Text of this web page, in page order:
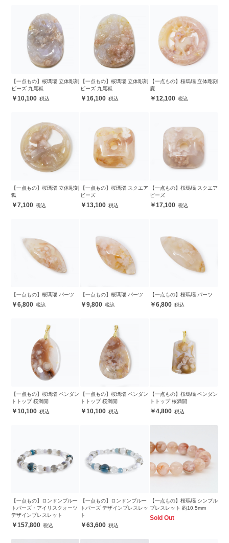
【一点もの】桜瑪瑙 立体彫刻
ビーズ 九尾狐
10,100
【一点もの】桜瑪瑙 立体彫刻
ビーズ 九尾狐
16,100
【一点もの】桜瑪瑙 立体彫刻
鹿
12,100
【一点もの】桜瑪瑙 立体彫刻
狐
7,100
【一点もの】桜瑪瑙 スクエア
ビーズ
13,100
【一点もの】桜瑪瑙 スクエア
ビーズ
17,100
【一点もの】桜瑪瑙 パーツ
6,800
【一点もの】桜瑪瑙 パーツ
9,800
【一点もの】桜瑪瑙 パーツ
6,800
【一点もの】桜瑪瑙 ペンダン
トトップ 桜満開
10,100
【一点もの】桜瑪瑙 ペンダン
トトップ 桜満開
10,100
【一点もの】桜瑪瑙 ペンダン
トトップ 桜満開
4,800
【一点もの】ロンドンブルー
トパーズ・アイリスクォーツ
デザインブレスレット
157,800
【一点もの】ロンドンブルー
トパーズ デザインブレスレッ
ト
63,600
【一点もの】桜瑪瑙 シンプル
ブレスレット 約10.5mm
Sold Out